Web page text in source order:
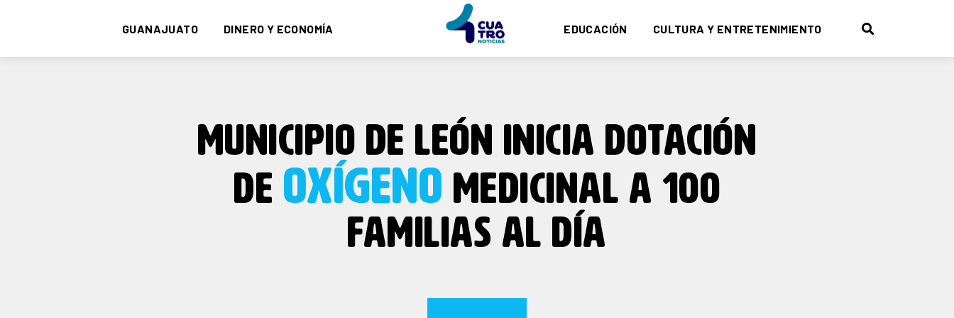
GUANAJUATO DINERO Y ECONOMÍA EDUCACIÓN CULTURA Y ENTRETENIMIENTO
MUNICIPIO DE LEÓN INICIA DOTACIÓN
DE OXÍGENO MEDICINAL A 100
FAMILIAS AL DÍA